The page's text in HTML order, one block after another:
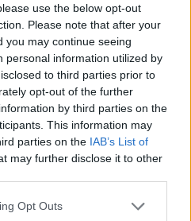
use the below opt-out
Please note that after your
you may continue seeing
personal information utilized by
to third parties prior to
opt-out of the further
by third parties on the
This information may
parties on the IAB’s List of
may further disclose it to other
Opt Outs